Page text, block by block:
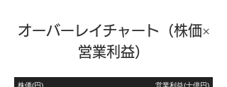
オーバーレイチャート（株価×
営業利益）